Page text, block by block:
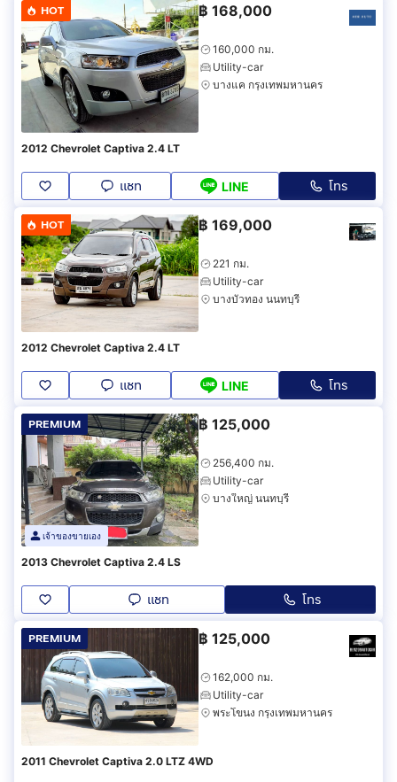
HOT ฿ 168,000
160,000 กม.
Utility-car
บางแค กรุงเทพมหานคร
2012 Chevrolet Captiva 2.4 LT
แชท LINE โทร
HOT ฿ 169,000
221 กม.
Utility-car
บางบัวทอง นนทบุรี
2012 Chevrolet Captiva 2.4 LT
แชท LINE โทร
PREMIUM
เจ้าของขายเอง
฿ 125,000
256,400 กม.
Utility-car
บางใหญ่ นนทบุรี
2013 Chevrolet Captiva 2.4 LS
แชท โทร
PREMIUM ฿ 125,000
162,000 กม.
Utility-car
พระโขนง กรุงเทพมหานคร
2011 Chevrolet Captiva 2.0 LTZ 4WD